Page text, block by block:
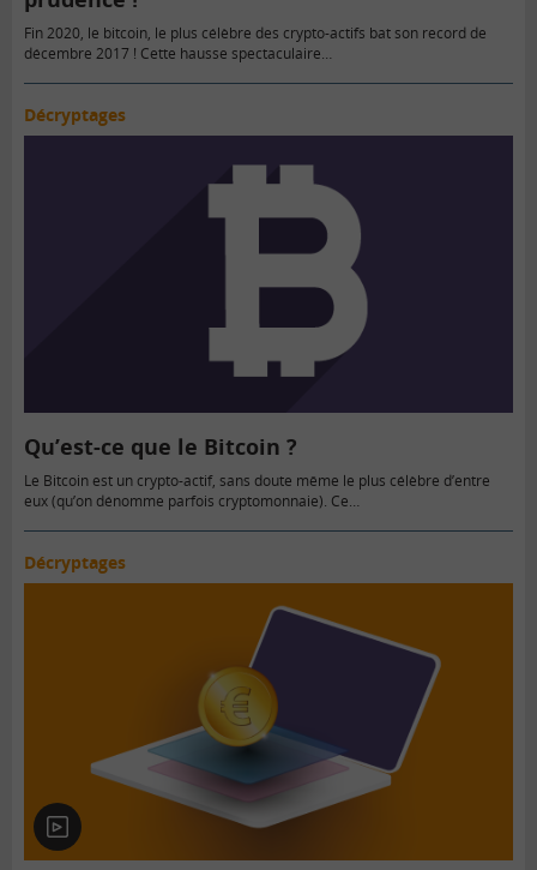
Fin 2020, le bitcoin, le plus célèbre des crypto-actifs bat son record de
décembre 2017 ! Cette hausse spectaculaire…
Décryptages
Qu’est-ce que le Bitcoin ?
Le Bitcoin est un crypto-actif, sans doute même le plus célèbre d’entre
eux (qu’on dénomme parfois cryptomonnaie). Ce…
Décryptages
En
vidéo